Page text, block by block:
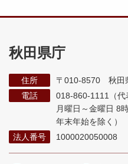
秋田県庁
住所
〒010-8570 秋田
電話
018-860-1111（代
月曜日～金曜日 8
年末年始を除く）
法人番号
1000020050008